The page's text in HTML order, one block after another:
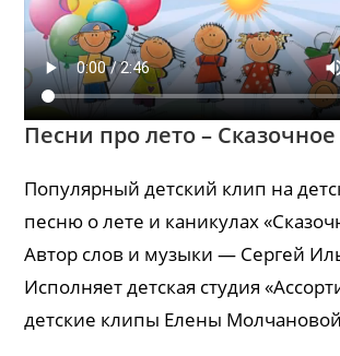
Песни про лето – Сказочное
Популярный детский клип на
песню о лете и каникулах
Автор слов и музыки — Сергей
Исполняет детская студия
детские клипы Елены